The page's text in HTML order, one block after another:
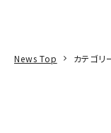
News Top カテゴリ